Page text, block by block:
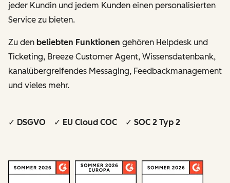
jeder Kundin und jedem Kunden einen personalisierten
Service zu bieten.
Zu den beliebten Funktionen gehören Helpdesk und
Ticketing, Breeze Customer Agent, Wissensdatenbank,
kanalübergreifendes Messaging, Feedbackmanagement
und vieles mehr.
✓ DSGVO ✓ EU Cloud COC ✓ SOC 2 Typ 2